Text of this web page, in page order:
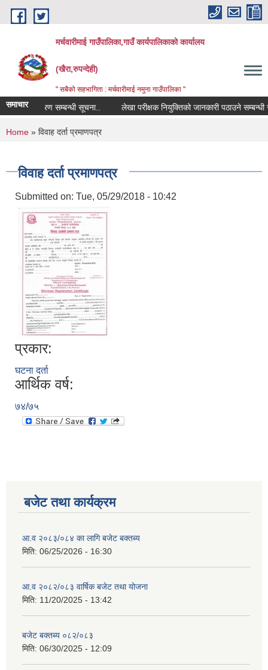
Skip to main content
मर्चवारीमाई गाउँपालिका,गाउँ कार्यपालिकाको कार्यालय
(खैरा,रुपन्देही)
" सबैको सहभागिता : मर्चवारीमाई नमुना गाउँपालिका "
समाचारविवरण सम्बन्धी सूचना.. लेखा परीक्षक नियुक्तिको जानकारी पठाउने सम्बन्धी
You are here
Home » विवाह दर्ता प्रमाणपत्र
विवाह दर्ता प्रमाणपत्र
Submitted on: Tue, 05/29/2018 - 10:42
प्रकार:
घटना दर्ता
आर्थिक वर्ष:
७४/७५
बजेट तथा कार्यक्रम
आ.व २०८३/०८४ का लागि बजेट बक्तब्य
मिति: 06/25/2026 - 16:30
आ.व २०८२/०८३ वार्षिक बजेट तथा योजना
मिति: 11/20/2025 - 13:42
बजेट बक्तब्य ०८२/०८३
मिति: 06/30/2025 - 12:09